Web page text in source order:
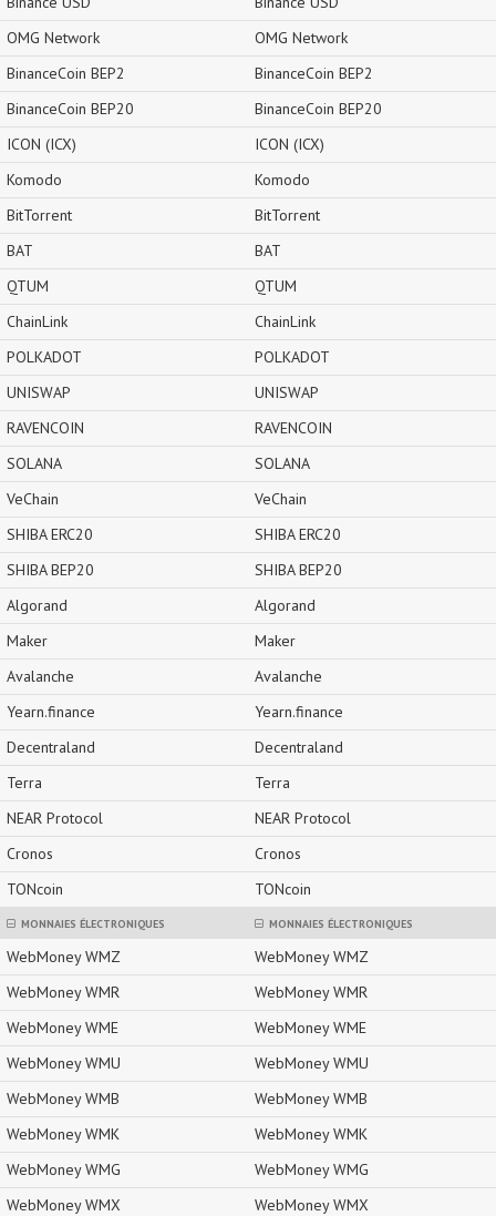
OMG Network
BinanceCoin BEP2
BinanceCoin BEP20
ICON (ICX)
Komodo
BitTorrent
BAT
QTUM
ChainLink
POLKADOT
UNISWAP
RAVENCOIN
SOLANA
VeChain
SHIBA ERC20
SHIBA BEP20
Algorand
Maker
Avalanche
Yearn.finance
Decentraland
Terra
NEAR Protocol
Cronos
TONcoin
MONNAIES ÉLECTRONIQUES
WebMoney WMZ
WebMoney WMR
WebMoney WME
WebMoney WMU
WebMoney WMB
WebMoney WMK
WebMoney WMG
WebMoney WMX
OMG Network
BinanceCoin BEP2
BinanceCoin BEP20
ICON (ICX)
Komodo
BitTorrent
BAT
QTUM
ChainLink
POLKADOT
UNISWAP
RAVENCOIN
SOLANA
VeChain
SHIBA ERC20
SHIBA BEP20
Algorand
Maker
Avalanche
Yearn.finance
Decentraland
Terra
NEAR Protocol
Cronos
TONcoin
MONNAIES ÉLECTRONIQUES
WebMoney WMZ
WebMoney WMR
WebMoney WME
WebMoney WMU
WebMoney WMB
WebMoney WMK
WebMoney WMG
WebMoney WMX